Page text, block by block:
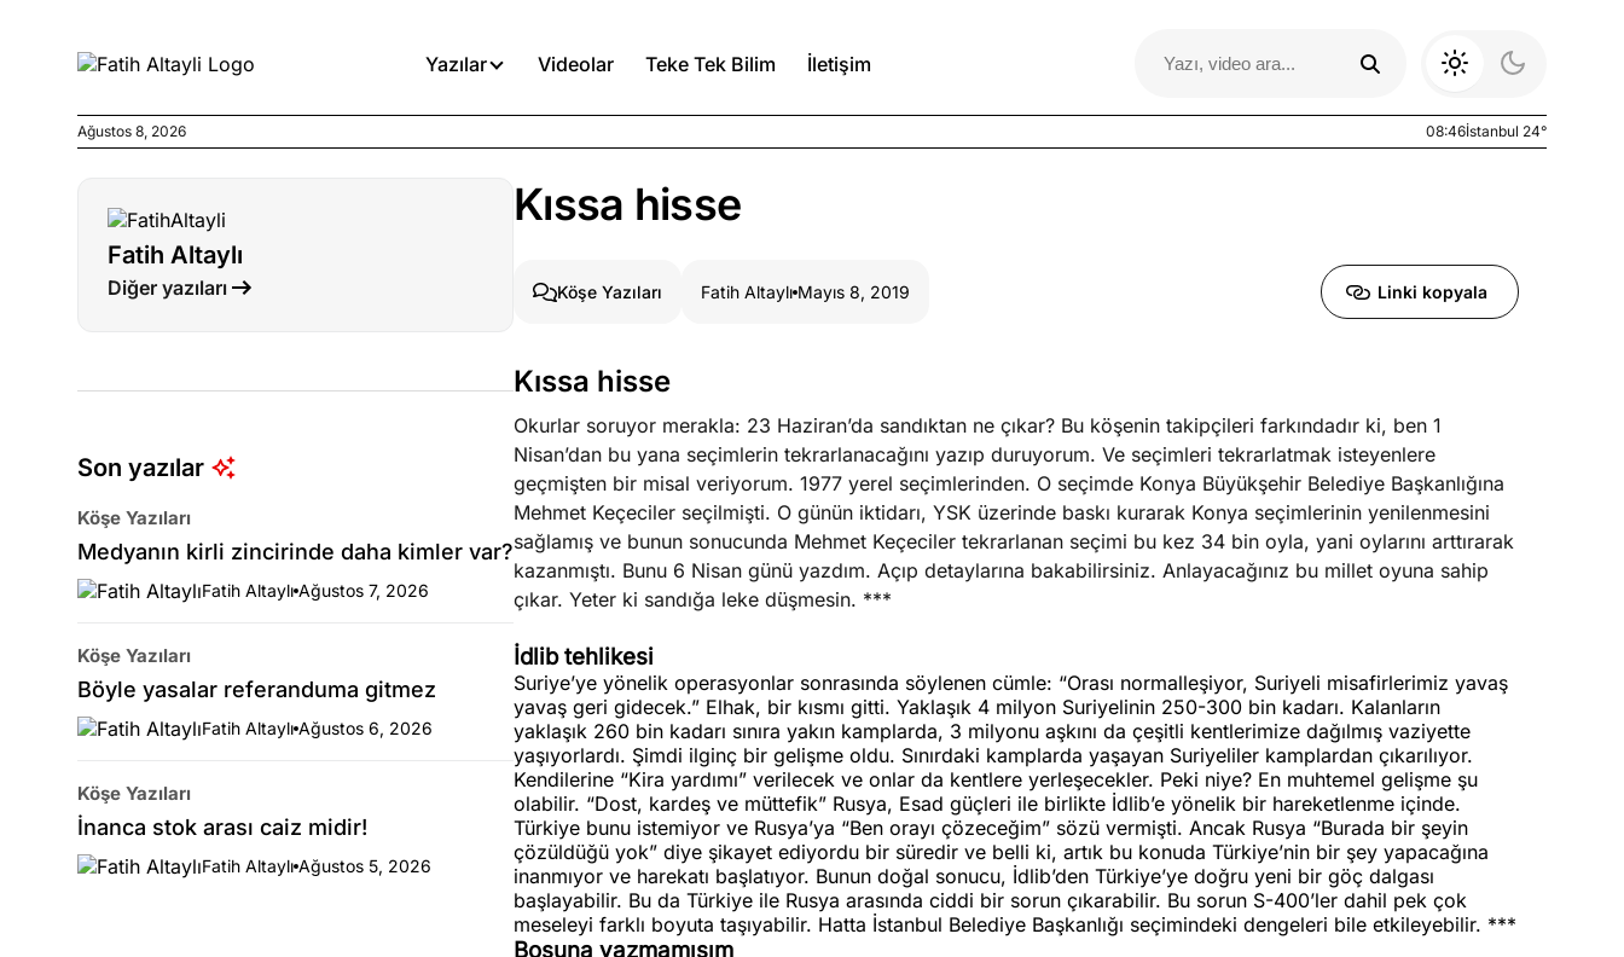
Yazılar Videolar Teke Tek Bilim İletişim
Ağustos 7, 2026
Medyanın kirli zincirinde daha kimler var?
Böyle yasalar referanduma gitmez
Ağustos 5, 2026
İnanca stok arası caiz midir!
Köşe Yazıları Spor Yazıları Otomobil Yazıları
Ağustos 8, 2026 08:46İstanbul 24°
Fatih Altaylı
Diğer yazıları
Son yazılar
Köşe Yazıları
Medyanın kirli zincirinde daha kimler var?
Fatih Altaylı Ağustos 7, 2026
Köşe Yazıları
Böyle yasalar referanduma gitmez
Fatih Altaylı Ağustos 6, 2026
Köşe Yazıları
İnanca stok arası caiz midir!
Fatih Altaylı Ağustos 5, 2026
Kıssa hisse
Köşe Yazıları Fatih Altaylı Mayıs 8, 2019 Linki kopyala
Kıssa hisse
Okurlar soruyor merakla: 23 Haziran’da sandıktan ne çıkar? Bu köşenin takipçileri farkındadır ki, ben 1
Nisan’dan bu yana seçimlerin tekrarlanacağını yazıp duruyorum. Ve seçimleri tekrarlatmak isteyenlere
geçmişten bir misal veriyorum. 1977 yerel seçimlerinden. O seçimde Konya Büyükşehir Belediye Başkanlığına
Mehmet Keçeciler seçilmişti. O günün iktidarı, YSK üzerinde baskı kurarak Konya seçimlerinin yenilenmesini
sağlamış ve bunun sonucunda Mehmet Keçeciler tekrarlanan seçimi bu kez 34 bin oyla, yani oylarını arttırarak
kazanmıştı. Bunu 6 Nisan günü yazdım. Açıp detaylarına bakabilirsiniz. Anlayacağınız bu millet oyuna sahip
çıkar. Yeter ki sandığa leke düşmesin. ***
İdlib tehlikesi
Suriye’ye yönelik operasyonlar sonrasında söylenen cümle: “Orası normalleşiyor, Suriyeli misafirlerimiz yavaş
yavaş geri gidecek.” Elhak, bir kısmı gitti. Yaklaşık 4 milyon Suriyelinin 250-300 bin kadarı. Kalanların
yaklaşık 260 bin kadarı sınıra yakın kamplarda, 3 milyonu aşkını da çeşitli kentlerimize dağılmış vaziyette
yaşıyorlardı. Şimdi ilginç bir gelişme oldu. Sınırdaki kamplarda yaşayan Suriyeliler kamplardan çıkarılıyor.
Kendilerine “Kira yardımı” verilecek ve onlar da kentlere yerleşecekler. Peki niye? En muhtemel gelişme şu
olabilir. “Dost, kardeş ve müttefik” Rusya, Esad güçleri ile birlikte İdlib’e yönelik bir hareketlenme içinde.
Türkiye bunu istemiyor ve Rusya’ya “Ben orayı çözeceğim” sözü vermişti. Ancak Rusya “Burada bir şeyin
çözüldüğü yok” diye şikayet ediyordu bir süredir ve belli ki, artık bu konuda Türkiye’nin bir şey yapacağına
inanmıyor ve harekatı başlatıyor. Bunun doğal sonucu, İdlib’den Türkiye’ye doğru yeni bir göç dalgası
başlayabilir. Bu da Türkiye ile Rusya arasında ciddi bir sorun çıkarabilir. Bu sorun S-400’ler dahil pek çok
meseleyi farklı boyuta taşıyabilir. Hatta İstanbul Belediye Başkanlığı seçimindeki dengeleri bile etkileyebilir. ***
Boşuna yazmamışım